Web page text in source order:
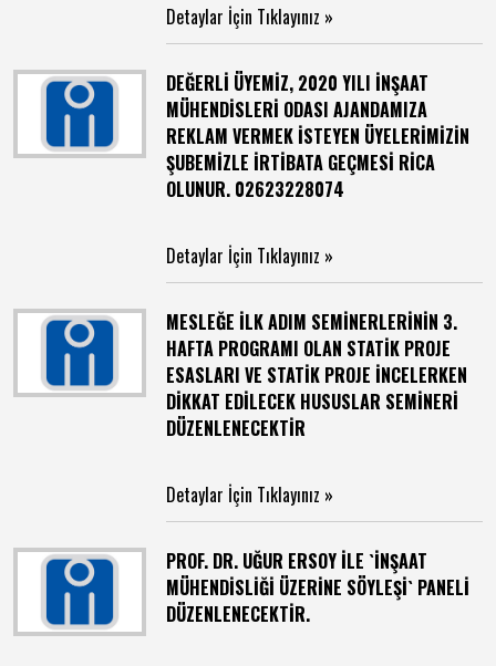
Detaylar İçin Tıklayınız »
DEĞERLİ ÜYEMİZ, 2020 YILI İNŞAAT
MÜHENDİSLERİ ODASI AJANDAMIZA
REKLAM VERMEK İSTEYEN ÜYELERİMİZİN
ŞUBEMİZLE İRTİBATA GEÇMESİ RİCA
OLUNUR. 02623228074
Detaylar İçin Tıklayınız »
MESLEĞE İLK ADIM SEMİNERLERİNİN 3.
HAFTA PROGRAMI OLAN STATİK PROJE
ESASLARI VE STATİK PROJE İNCELERKEN
DİKKAT EDİLECEK HUSUSLAR SEMİNERİ
DÜZENLENECEKTİR
Detaylar İçin Tıklayınız »
PROF. DR. UĞUR ERSOY İLE `İNŞAAT
MÜHENDİSLİĞİ ÜZERİNE SÖYLEŞİ` PANELİ
DÜZENLENECEKTİR.